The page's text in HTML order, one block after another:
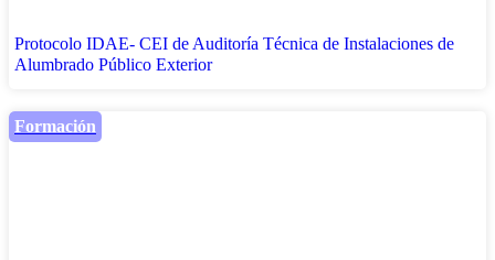
Protocolo IDAE- CEI de Auditoría Técnica de Instalaciones de
Alumbrado Público Exterior
Formación